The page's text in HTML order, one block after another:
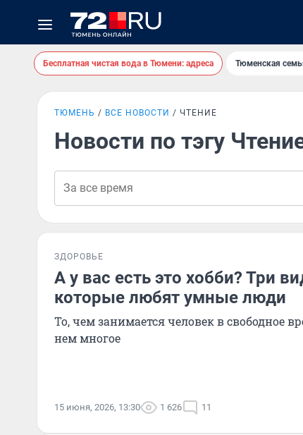
Бесплатная чистая вода в Тюмени: адреса Тюменская
ТЮМЕНЬ ВСЕ НОВОСТИ ЧТЕНИЕ
Новости по тэгу
ЗДОРОВЬЕ
А у вас есть это хобби? Три
которые любят умные люди
То, чем занимается человек в свободное
нем многое
15 июня, 2026, 13:30 1 626 11